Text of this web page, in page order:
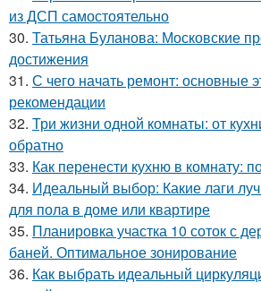
из ДСП самостоятельно
30. Татьяна Буланова: Московские
достижения
31. С чего начать ремонт: основные
рекомендации
32. Три жизни одной комнаты: от
обратно
33. Как перенести кухню в комнату:
34. Идеальный выбор: Какие лаги
для пола в доме или квартире
35. Планировка участка 10 соток с
баней. Оптимальное зонирование
36. Как выбрать идеальный